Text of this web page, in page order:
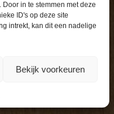
in te stemmen met deze
ID's op deze site
intrekt, kan dit een nadelige
Bekijk voorkeuren